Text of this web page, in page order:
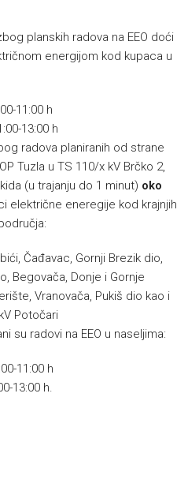
planskih radova na EEO doći
energijom kod kupaca u
11:00 h
13:00 h
radova planiranih od strane
Tuzla u TS 110/x kV Brčko 2,
(u trajanju do 1 minut) oko
električne eneregije kod krajnjih
Čađavac, Gornji Brezik dio,
Begovača, Donje i Gornje
Vranovača, Pukiš dio kao i
Potočari
su radovi na EEO u naseljima:
11:00 h
13:00 h.